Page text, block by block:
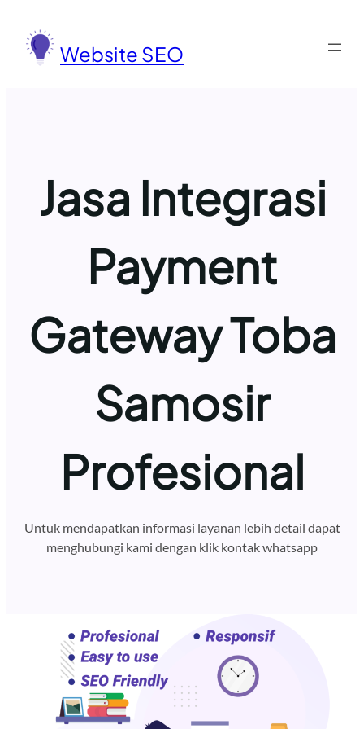
konten
Website SEO
Jasa Integrasi
Payment
Gateway Toba
Samosir
Profesional
Untuk mendapatkan informasi layanan lebih detail dapat
menghubungi kami dengan klik kontak whatsapp